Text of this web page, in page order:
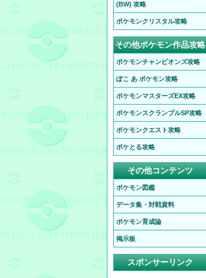
(BW) 攻略
ポケモンクリスタル攻略
その他ポケモン作品攻略
ポケモンチャンピオンズ攻略
ぽこ あ ポケモン攻略
ポケモンマスターズEX攻略
ポケモンスクランブルSP攻略
ポケモンクエスト攻略
ポケとる攻略
その他コンテンツ
ポケモン図鑑
データ集・対戦資料
ポケモン育成論
掲示板
スポンサーリンク